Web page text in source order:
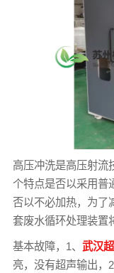
高压冲洗是高压射流
个特点是否以采用普
否以不必加热，为了
套废水循环处理装置
基本故障，1、 武汉
亮，没有超声输出，